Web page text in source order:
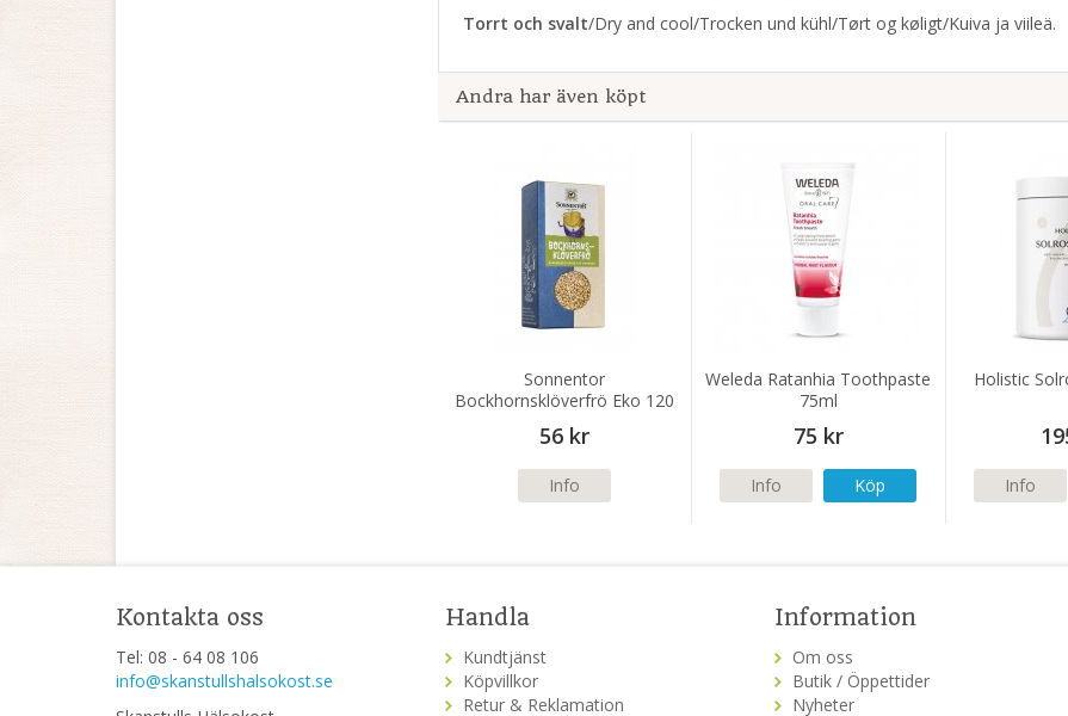
Torrt och svalt/Dry and cool/Trocken und kühl/Tørt og køligt/Kuiva ja viileä.
Andra har även köpt
Sonnentor
Bockhornsklöverfrö Eko 120
56 kr
Info
Weleda Ratanhia Toothpaste
75ml
75 kr
Info Köp
Holistic
Info
Kontakta oss
Tel: 08 - 64 08 106
info@skanstullshalsokost.se
Handla
Kundtjänst
Köpvillkor
Retur & Reklamation
Information
Om oss
Butik / Öppettider
Nyheter